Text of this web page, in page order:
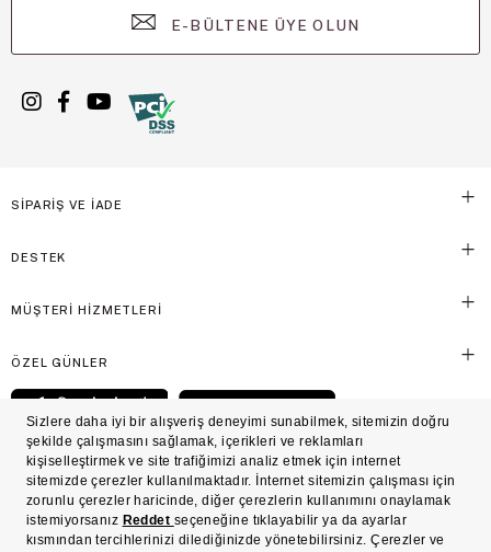
E-BÜLTENE ÜYE OLUN
SİPARİŞ VE İADE
DESTEK
MÜŞTERİ HİZMETLERİ
ÖZEL GÜNLER
© Victoria's Secret Shaya Mağazacılık A.Ş. Franchise lisansı aracılığıyla işletilen ticari
markasıdır. Her hakkı saklıdır.
Süreç Bazlı Müşteri Aydınlatma Metni